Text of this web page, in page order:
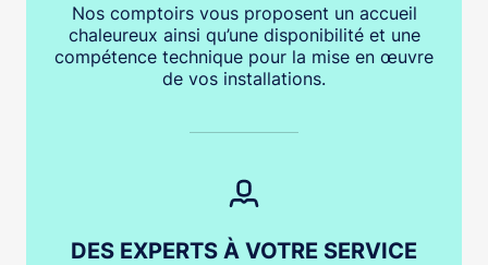
Nos comptoirs vous proposent un accueil
chaleureux ainsi qu’une disponibilité et une
compétence technique pour la mise en œuvre
de vos installations.
DES EXPERTS À VOTRE SERVICE